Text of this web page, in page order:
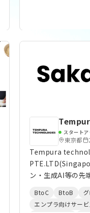
スタート
東京都
Tempura
ン・生成AI等の先
Labs」を共同で運営して
ブロックチェー
BtoC BtoB
エンプラ向けサービ